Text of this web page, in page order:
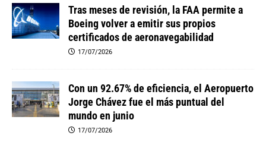
Tras meses de revisión, la FAA permite a
Boeing volver a emitir sus propios
certificados de aeronavegabilidad
17/07/2026
Con un 92.67% de eficiencia, el Aeropuerto
Jorge Chávez fue el más puntual del
mundo en junio
17/07/2026